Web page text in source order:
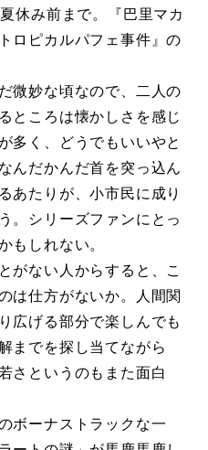
休み前まで。『巴里マカ
ロピカルパフェ事件』の
微妙な頃なので、二人の
ところは懐かしさを感じ
多く、どうでもいいやと
んだかんだ首を突っ込ん
あたりが、小市民に成り
。シリーズファンにとっ
もしれない。
がない人からすると、こ
は仕方がないか。人間関
広げる部分で楽しんでも
までを探し当てながら
さというのもまた面白
ボーナストラックな一